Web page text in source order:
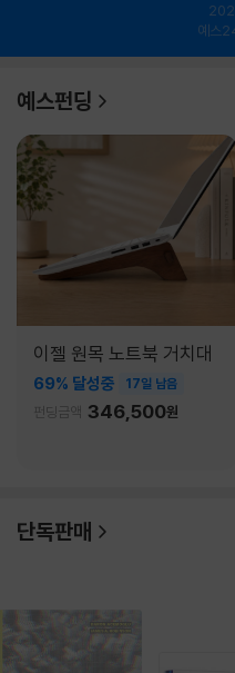
예스
예스펀딩
이젤 원목 노트북 거치대
69% 달성중 17일 남음
펀딩금액 346,500원
단독판매